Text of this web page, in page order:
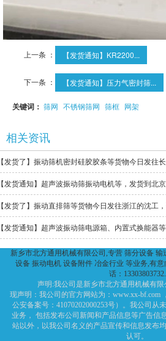
上一条 ： 【发货通知】KR2200...
下一条 ： 【发货通知】压力气密封筛...
关键词： 筛网 不锈钢筛网 筛框 网架
相关资讯
发货通知】超声波振动筛振动电机等，发货到北京
发货了】振动直排筛等货物今日发往浙江的沈工
发货通知】超声波振动筛电源箱、内置式换能器
新乡市北方通用机械有限公司,专营 筛分设备
设备 振动电机 设备附件 冶金行业 等业务,有
话：13303803732.
声明:我公司是新乡市北方通用机械有限
现声明：我公司的官方网站为：www.xx-bf.com
公安备案号：41070202000253号）。我公司从
业务， 包括发布公司新闻和产品信息等广告信
站以外，以我公司名义的产品宣传和信息发布
认可。